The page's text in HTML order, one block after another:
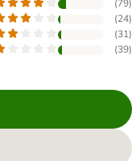
(79)
(24)
(31)
(39)